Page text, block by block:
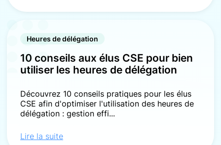
Heures de délégation
10 conseils aux élus CSE pour bien
utiliser les heures de délégation
Découvrez 10 conseils pratiques pour les élus
CSE afin d'optimiser l'utilisation des heures de
délégation : gestion effi...
Lire la suite